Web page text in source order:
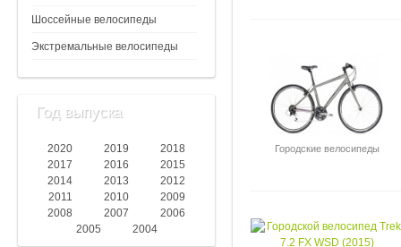
Шоссейные велосипеды
Экстремальные велосипеды
Год выпуска
2020 2019
2018
2017
2016
2015
2014
2013
2012
2011
2010
2009
2008
2007
2006
2005
2004
Городские велосипеды